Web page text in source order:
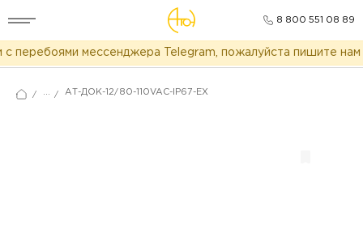
8 800 551 08 89
мессенджера Telegram, пожалуйста пишите нам в
/ ... / АТ-ДОК-12/80-110VAC-IP67-EX